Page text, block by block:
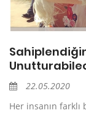
22.05.2020
Her insanın